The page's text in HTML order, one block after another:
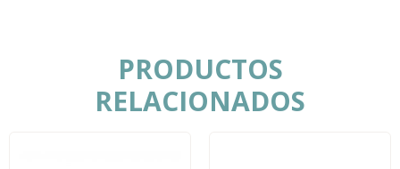
PRODUCTOS
RELACIONADOS